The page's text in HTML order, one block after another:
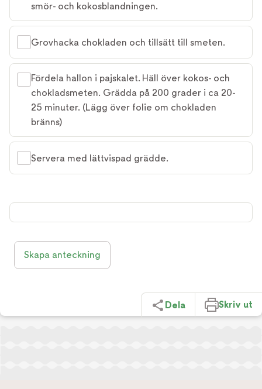
smör- och kokosblandningen.
Grovhacka chokladen och tillsätt till smeten.
Fördela hallon i pajskalet. Häll över kokos- och
chokladsmeten. Grädda på 200 grader i ca 20-
25 minuter. (Lägg över folie om chokladen
bränns)
Servera med lättvispad grädde.
Skapa anteckning
Dela Skriv ut